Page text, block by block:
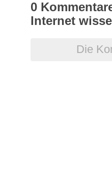
0
Internet
Die